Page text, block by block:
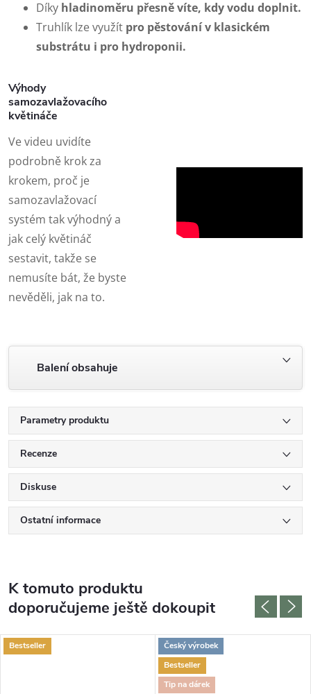
Díky hladinoměru přesně víte, kdy vodu doplnit.
Truhlík lze využít pro pěstování v klasickém
substrátu i pro hydroponii.
Výhody
samozavlažovacího
květináče
Ve videu uvidíte
podrobně krok za
krokem, proč je
samozavlažovací
systém tak výhodný a
jak celý květináč
sestavit, takže se
nemusíte bát, že byste
nevěděli, jak na to.
Balení obsahuje
Parametry produktu
Recenze
Diskuse
Ostatní informace
K tomuto produktu
doporučujeme ještě dokoupit
Bestseller
Český výrobek
Bestseller
Tip na dárek